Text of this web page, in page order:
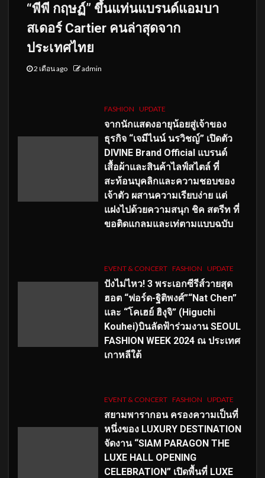
“พีพี กฤษฏ์” ขึ้นแท่นแบรนด์แอมบา
สเดอร์ Cartier คนล่าสุดจาก
ประเทศไทย
2 เดือน ago admin
FASHION UPDATE
จากนักแสดงอายุน้อยสู่เจ้าของ
ธุรกิจ “เจมีไนน์ นรวิชญ์” เปิดตัว
DIVINE Brand Official แบรนด์
เสื้อผ้าและสินค้าไลฟ์สไตล์ ที่
สะท้อนบุคลิกและความชอบของ
เจ้าตัว ผสานความเรียบง่าย แต่
แฝงไปด้วยความสนุก ชิค สตรีท ที่
ขอติดแกลมและเท่ตามแบบฉบับ
EVENT & CONCERT FASHION UPDATE
ปังไม่ไหว! 3 พระเอกซีรีส์วายสุด
ฮอต “ฟอร์ด-ฐิติพงศ์”“Nat Chen”
และ “โคเฮย์ ฮิงุจิ” (Higuchi
Kouhei)บินลัดฟ้าร่วมงาน SEOUL
FASHION WEEK 2024 ณ ประเทศ
เกาหลีใต้
EVENT & CONCERT FASHION UPDATE
สยามพารากอน ครองความเป็นที่
หนึ่งของ LUXURY DESTINATION
จัดงาน “SIAM PARAGON THE
LUXE HALL OPENING
CELEBRATION” เปิดพื้นที่ LUXE